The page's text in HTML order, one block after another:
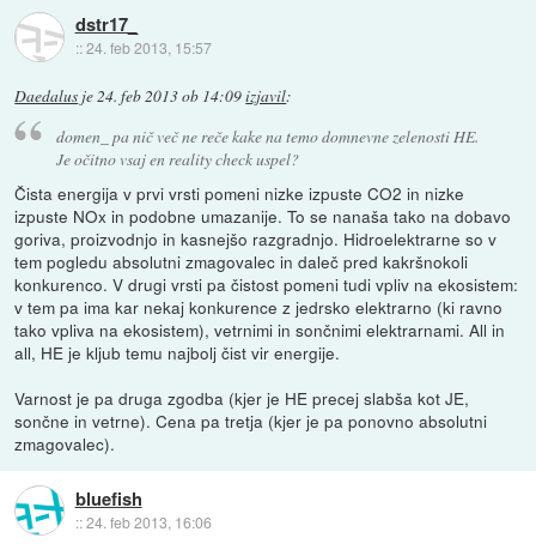
dstr17_
::24. feb 2013, 15:57
Daedalus je24. feb 2013 ob 14:09izjavil:
domen_ pa nič več ne reče kake na temo domnevne zelenosti HE.
Je očitno vsaj en reality check uspel?
Čista energija v prvi vrsti pomeni nizke izpuste CO2 in nizke
izpuste NOx in podobne umazanije. To se nanaša tako na dobavo
goriva, proizvodnjo in kasnejšo razgradnjo. Hidroelektrarne so v
tem pogledu absolutni zmagovalec in daleč pred kakršnokoli
konkurenco. V drugi vrsti pa čistost pomeni tudi vpliv na ekosistem:
v tem pa ima kar nekaj konkurence z jedrsko elektrarno (ki ravno
tako vpliva na ekosistem), vetrnimi in sončnimi elektrarnami. All in
all, HE je kljub temu najbolj čist vir energije.
Varnost je pa druga zgodba (kjer je HE precej slabša kot JE,
sončne in vetrne). Cena pa tretja (kjer je pa ponovno absolutni
zmagovalec).
bluefish
::24. feb 2013, 16:06